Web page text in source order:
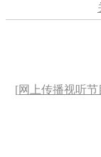
[网上传播视听节